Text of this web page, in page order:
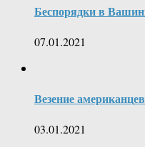
Беспорядки в
07.01.2021
Везение
03.01.2021